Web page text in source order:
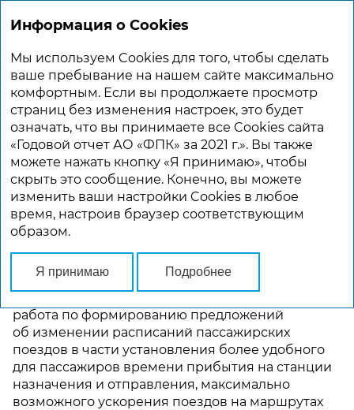
ГОДОВОЙ ОТЧЕТ 2021
РАСШИРЕНИЕ ДЕЯТЕЛЬНОСТИ
НА РЫНКЕ ТРАНСПОРТНЫХ УСЛУГ
ОСНОВНЫЕ ПРИНЦИПЫ
ОСУЩЕСТВЛЕНИЯ
ПЕРЕВОЗОЧНОЙ
ДЕЯТЕЛЬНОСТИ
В рамках повышения уровня комфорта
работа по формированию предложений
об изменении расписаний пассажирских
поездов в части установления более удобного
для пассажиров времени прибытия на станции
назначения и отправления, максимально
возможного ускорения поездов на маршрутах
Информация о Cookies
Мы используем Cookies для того, чтобы сделать
ваше пребывание на нашем сайте максимально
комфортным. Если вы продолжаете просмотр
страниц без изменения настроек, это будет
означать, что вы принимаете все Cookies сайта
«Годовой отчет АО «ФПК» за 2021 г.». Вы также
можете нажать кнопку «Я принимаю», чтобы
скрыть это сообщение. Конечно, вы можете
изменить ваши настройки Cookies в любое
время, настроив браузер соответствующим
образом.
Я принимаю Подробнее